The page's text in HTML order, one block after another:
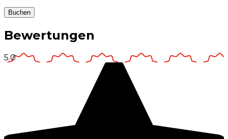
Buchen
Bewertungen
5.0